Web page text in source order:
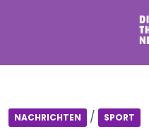
NACHRICHTEN / SPORT